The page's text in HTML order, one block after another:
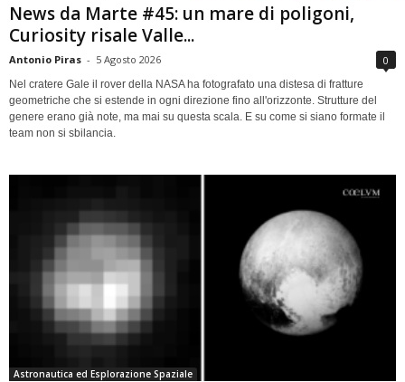
News da Marte #45: un mare di poligoni,
Curiosity risale Valle...
Antonio Piras - 5 Agosto 2026 0
Nel cratere Gale il rover della NASA ha fotografato una distesa di fratture
geometriche che si estende in ogni direzione fino all'orizzonte. Strutture del
genere erano già note, ma mai su questa scala. E su come si siano formate il
team non si sbilancia.
Astronautica ed Esplorazione Spaziale